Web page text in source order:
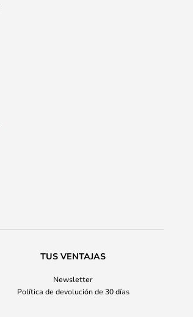
TUS VENTAJAS
Newsletter
Política de devolución de 30 días